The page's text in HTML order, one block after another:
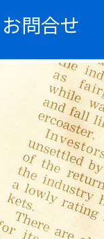
お問合せ